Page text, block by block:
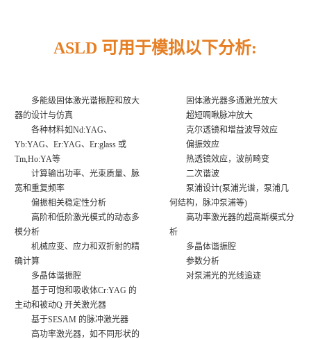
ASLD 可用于模拟以下分析:
多能级固体激光谐振腔和放大
器的设计与仿真
各种材料如Nd:YAG、
Yb:YAG、Er:YAG、Er:glass 或
Tm,Ho:YA等
计算输出功率、光束质量、脉
宽和重复频率
偏振相关稳定性分析
高阶和低阶激光模式的动态多
模分析
机械应变、应力和双折射的精
确计算
多晶体谐振腔
基于可饱和吸收体Cr:YAG 的
主动和被动Q 开关激光器
基于SESAM 的脉冲激光器
高功率激光器，如不同形状的
固体激光器多通激光放大
超短啁啾脉冲放大
克尔透镜和增益波导效应
偏振效应
热透镜效应，波前畸变
二次谐波
泵浦设计(泵浦光谱，泵浦几
何结构，脉冲泵浦等)
高功率激光器的超高斯模式分
析
多晶体谐振腔
参数分析
对泵浦光的光线追迹